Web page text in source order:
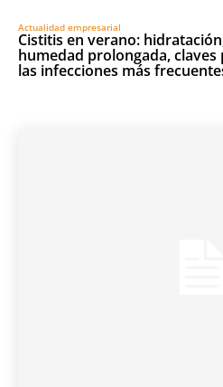
Actualidad empresarial
Cistitis en verano:
humedad prolongada,
las infecciones más